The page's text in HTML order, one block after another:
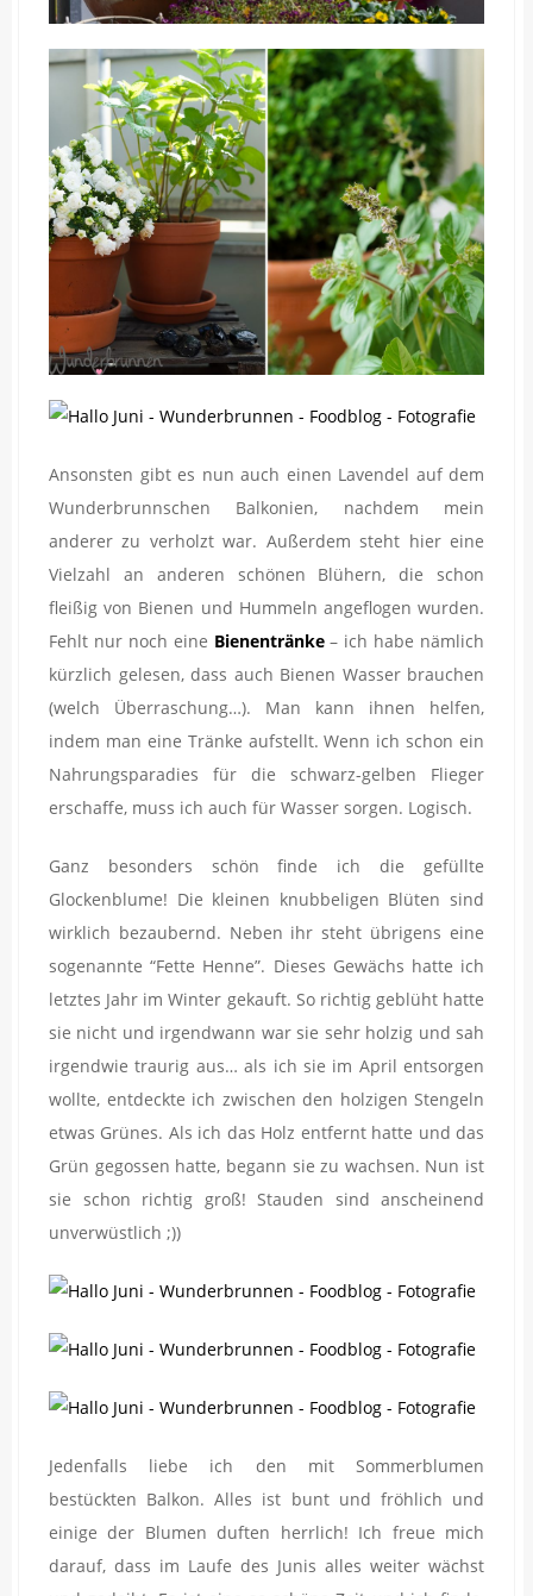
Ansonsten gibt es nun auch einen Lavendel auf dem
Wunderbrunnschen Balkonien, nachdem mein
anderer zu verholzt war. Außerdem steht hier eine
Vielzahl an anderen schönen Blühern, die schon
fleißig von Bienen und Hummeln angeflogen wurden.
Fehlt nur noch eine Bienentränke– ich habe nämlich
kürzlich gelesen, dass auch Bienen Wasser brauchen
(welch Überraschung…). Man kann ihnen helfen,
indem man eine Tränke aufstellt. Wenn ich schon ein
Nahrungsparadies für die schwarz-gelben Flieger
erschaffe, muss ich auch für Wasser sorgen. Logisch.
Ganz besonders schön finde ich die gefüllte
Glockenblume! Die kleinen knubbeligen Blüten sind
wirklich bezaubernd. Neben ihr steht übrigens eine
sogenannte “Fette Henne”. Dieses Gewächs hatte ich
letztes Jahr im Winter gekauft. So richtig geblüht hatte
sie nicht und irgendwann war sie sehr holzig und sah
irgendwie traurig aus… als ich sie im April entsorgen
wollte, entdeckte ich zwischen den holzigen Stengeln
etwas Grünes. Als ich das Holz entfernt hatte und das
Grün gegossen hatte, begann sie zu wachsen. Nun ist
sie schon richtig groß! Stauden sind anscheinend
unverwüstlich ;))
Jedenfalls liebe ich den mit Sommerblumen
bestückten Balkon. Alles ist bunt und fröhlich und
einige der Blumen duften herrlich! Ich freue mich
darauf, dass im Laufe des Junis alles weiter wächst